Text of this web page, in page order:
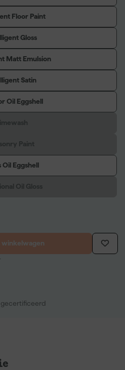
Floor Paint
Gloss
Matt Emulsion
Satin
Oil Eggshell
Oil Eggshell
winkelwagen
gecertificeerd